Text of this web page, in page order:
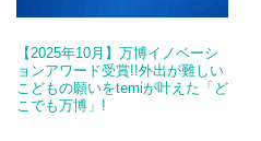
【2025年10月】万博イノベーシ
ョンアワード受賞!!外出が難しい
こどもの願いをtemiが叶えた「ど
こでも万博」!